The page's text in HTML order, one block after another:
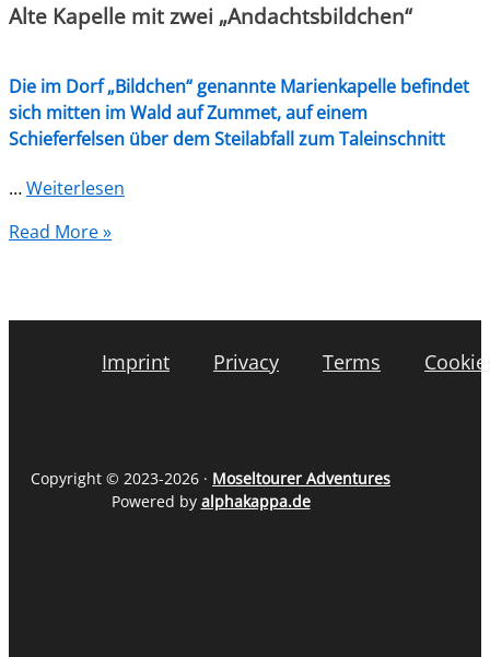
Alte Kapelle mit zwei „Andachtsbildchen“
Die im Dorf „Bildchen“ genannte Marienkapelle befindet
sich mitten im Wald auf Zummet, auf einem
Schieferfelsen über dem Steilabfall zum Taleinschnitt
…Weiterlesen
Read More »
Imprint Privacy Terms
Copyright © 2023-2026 · Moseltourer Adventures
Powered by alphakappa.de